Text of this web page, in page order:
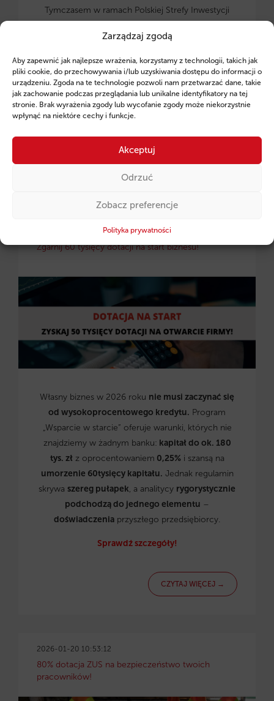
Zarządzaj zgodą
Aby zapewnić jak najlepsze wrażenia, korzystamy z technologii, takich jak
pliki cookie, do przechowywania i/lub uzyskiwania dostępu do informacji o
urządzeniu. Zgoda na te technologie pozwoli nam przetwarzać dane, takie
jak zachowanie podczas przeglądania lub unikalne identyfikatory na tej
stronie. Brak wyrażenia zgody lub wycofanie zgody może niekorzystnie
wpłynąć na niektóre cechy i funkcje.
Akceptuj
Odrzuć
Zobacz preferencje
Polityka prywatności
Tymczasem w ramach Polskiej Strefy Inwestycji
które potwierdzają:dziękiodpowiedniej
finansowej
możesz nie płacić podatku
dochodowego nawet przez 15 lat. Jest jednak
jeden haczyk, który dyskwalifikuje tysiące firm już
na starcie.
CZYTAJ WIĘCEJ →
2026-01-23 09:12:48
Zgarnij 60 tysięcy dotacji na start biznesu!
Własny biznes w 2026 roku nie musi zaczynać się
od wysokoprocentowego kredytu. Program
„Wsparcie w starcie” oferuje warunki, których nie
znajdziemy w żadnym banku: kapitał do ok. 180
tys. zł z oprocentowaniem 0,25%i szansą na
umorzenie 60tysięcy kapitału. Jednak regulamin
skrywa szereg pułapek, a analitycy rygorystycznie
podchodzą do jednego elementu –
doświadczenia przyszłego przedsiębiorcy.
Sprawdź szczegóły!
CZYTAJ WIĘCEJ →
2026-01-20 10:53:12
80% dotacja ZUS na bezpieczeństwo twoich
pracowników!